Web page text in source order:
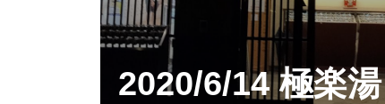
2020/6/14 極楽湯